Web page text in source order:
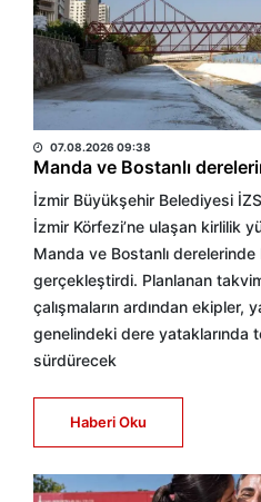
07.08.2026 09:38
Manda ve Bostanlı
İzmir Büyükşehir Belediyesi
İzmir Körfezi’ne ulaşan kirlilik
Manda ve Bostanlı derelerinde
gerçekleştirdi. Planlanan
çalışmaların ardından ekipler,
genelindeki dere yataklarında
sürdürecek
Haberi Oku